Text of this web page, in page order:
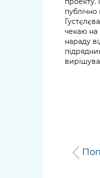
чекаю на
нараду